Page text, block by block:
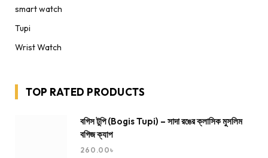
smart watch
Tupi
Wrist Watch
TOP RATED PRODUCTS
বগিস টুপি (Bogis Tupi) – সাদা রঙের ক্লাসিক মুসলিম
বগিজ ক্যাপ
260.00৳